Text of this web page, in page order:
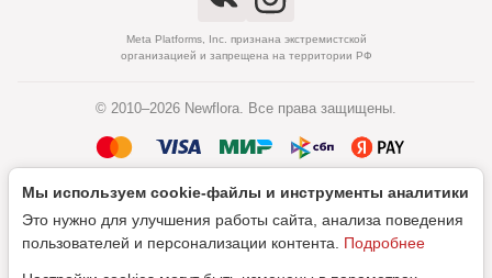
Meta Platforms, Inc. признана экстремистской
организацией и запрещена на территории РФ
© 2010–2026 Newflora. Все права защищены.
Политика обработки персональных данных
Согласие на обработку персональных данных
Мы используем cookie‑файлы и инструменты аналитики
Это нужно для улучшения работы сайта, анализа поведения
пользователей и персонализации контента. Подробнее